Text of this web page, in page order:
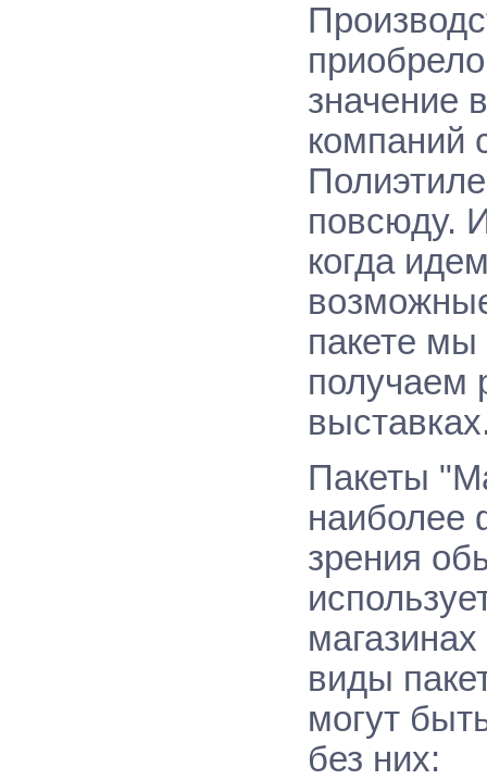
значение
компаний
повсюду.
когда
пакете
получаем
Пакеты
наиболее
зрения
виды
могут
без них: